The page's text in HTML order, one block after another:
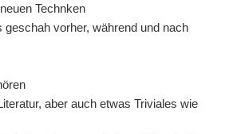
Technken
geschah vorher, während und nach
aber auch etwas Triviales wie